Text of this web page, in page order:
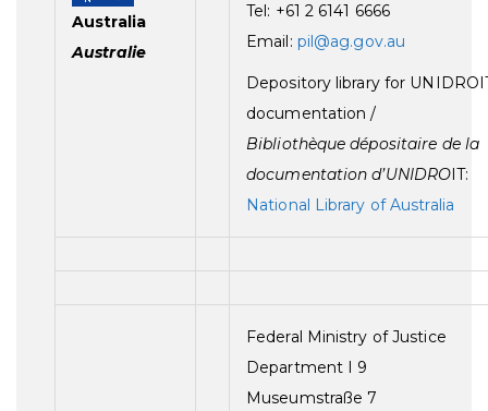
Australia
Australie
Tel: +61 2 6141 6666
Email: pil@ag.gov.au
Depository library for
documentation /
Bibliothèque dépositaire de la
documentation d’UNIDROIT:
National Library of Australia
Federal Ministry of Justice
Department I 9
Museumstraße 7